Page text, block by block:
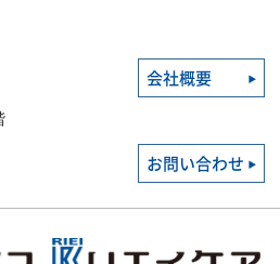
会社概要
お問い合わせ